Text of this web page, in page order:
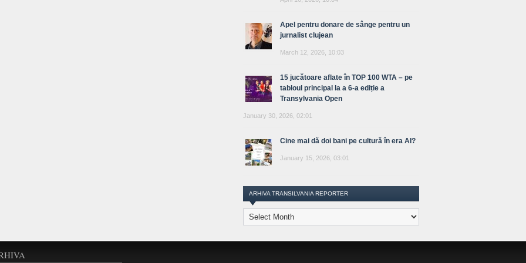
Apel pentru donare de sânge pentru un
jurnalist clujean
March 12, 2026, 10:03
15 jucătoare aflate în TOP 100 WTA – pe
tabloul principal la a 6-a ediție a
Transylvania Open
January 30, 2026, 02:01
Cine mai dă doi bani pe cultură în era AI?
January 15, 2026, 03:01
ARHIVA TRANSILVANIA REPORTER
Arhiva
Transilvania